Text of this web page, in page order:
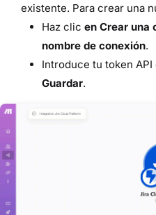
existente. Para crear una
Haz clic en Crear una
nombre de conexión.
Introduce tu token
Guardar.